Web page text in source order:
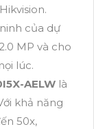
của dự
MP và cho
lúc.
AELW là
khả năng
50x,